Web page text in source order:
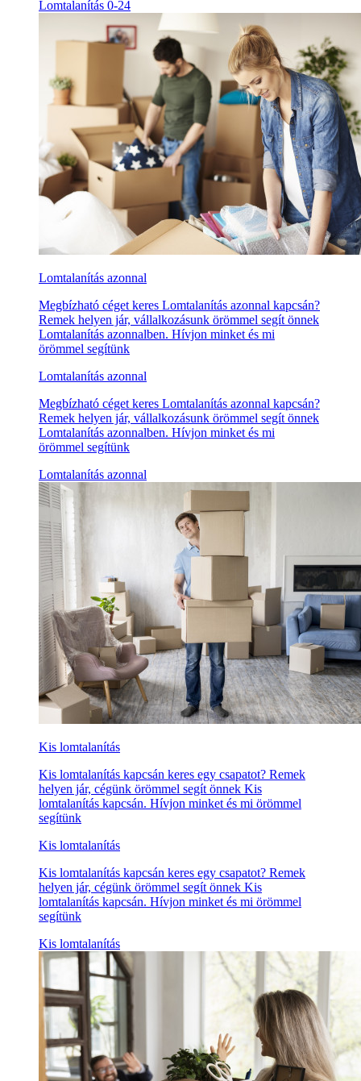
Lomtalanítás 0-24
Lomtalanítás azonnal
Megbízható céget keres Lomtalanítás azonnal kapcsán?
Remek helyen jár, vállalkozásunk örömmel segít önnek
Lomtalanítás azonnalben. Hívjon minket és mi
örömmel segítünk
Lomtalanítás azonnal
Megbízható céget keres Lomtalanítás azonnal kapcsán?
Remek helyen jár, vállalkozásunk örömmel segít önnek
Lomtalanítás azonnalben. Hívjon minket és mi
örömmel segítünk
Lomtalanítás azonnal
Kis lomtalanítás
Kis lomtalanítás kapcsán keres egy csapatot? Remek
helyen jár, cégünk örömmel segít önnek Kis
lomtalanítás kapcsán. Hívjon minket és mi örömmel
segítünk
Kis lomtalanítás
Kis lomtalanítás kapcsán keres egy csapatot? Remek
helyen jár, cégünk örömmel segít önnek Kis
lomtalanítás kapcsán. Hívjon minket és mi örömmel
segítünk
Kis lomtalanítás